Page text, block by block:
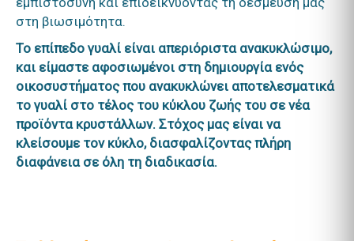
στη βιωσιμότητα.
Το επίπεδο γυαλί είναι απεριόριστα ανακυκλώσιμο,
και είμαστε αφοσιωμένοι στη δημιουργία ενός
οικοσυστήματος που ανακυκλώνει αποτελεσματικά
το γυαλί στο τέλος του κύκλου ζωής του σε νέα
προϊόντα κρυστάλλων. Στόχος μας είναι να
κλείσουμε τον κύκλο, διασφαλίζοντας πλήρη
διαφάνεια σε όλη τη διαδικασία.